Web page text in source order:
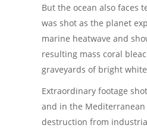
But the ocean also faces
was shot as the planet
marine heatwave and
resulting mass coral
graveyards of bright
Extraordinary footage
and in the Mediterranean
destruction from